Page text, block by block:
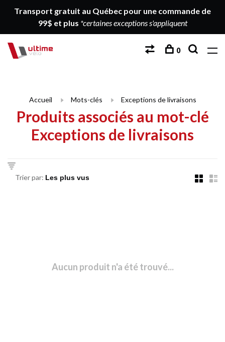
Transport gratuit au Québec pour une commande de
99$ et plus *certaines exceptions s'appliquent
0
Accueil Mots-clés Exceptions de livraisons
Produits associés au mot-clé
Exceptions de livraisons
Trier par:
Aucun produit n'a été trouvé...